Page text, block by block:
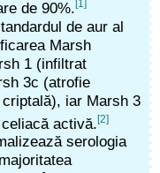
de 90%. [1]
de aur al
Marsh
1 (infiltrat
3c (atrofie
iar Marsh 3
activă. [2]
serologia